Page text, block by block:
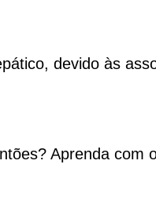
devido às
Aprenda com